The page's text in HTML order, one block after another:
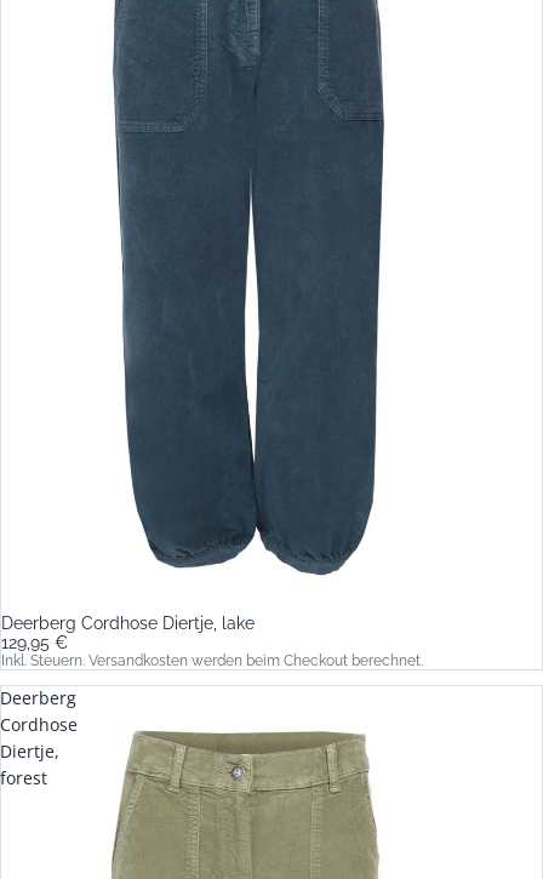
Deerberg Cordhose Diertje, lake
129,95 €
Inkl. Steuern. Versandkosten werden beim Checkout berechnet.
Deerberg
Cordhose
Diertje,
forest